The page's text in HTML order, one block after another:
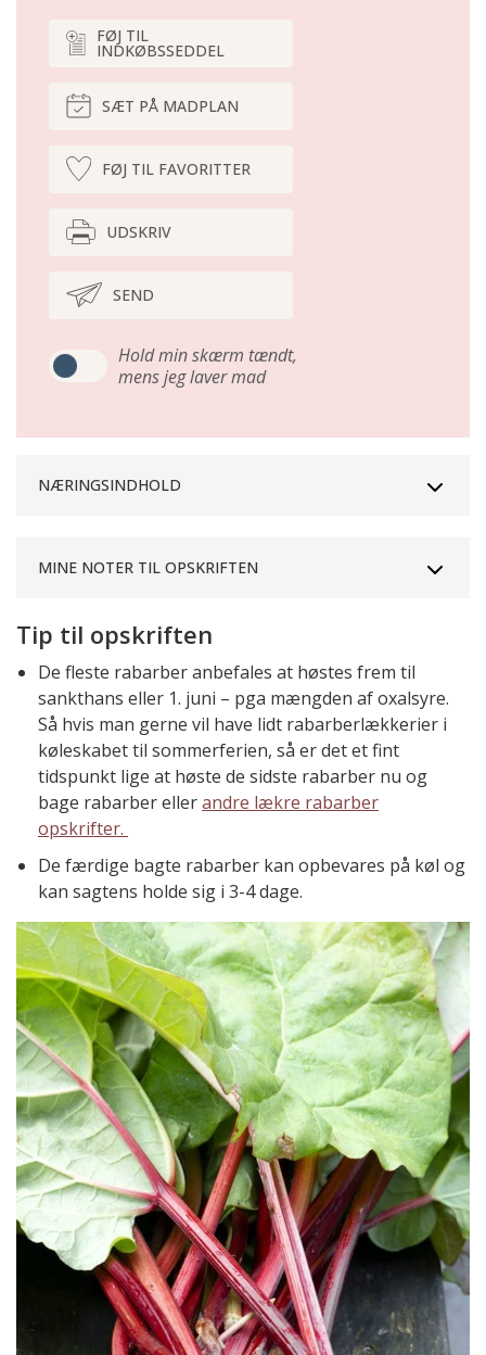
FØJ TIL
INDKØBSSEDDEL
SÆT PÅ MADPLAN
FØJ TIL FAVORITTER
UDSKRIV
SEND
Hold min skærm tændt,
mens jeg laver mad
NÆRINGSINDHOLD
MINE NOTER TIL OPSKRIFTEN
Tip til opskriften
De fleste rabarber anbefales at høstes frem til
sankthans eller 1. juni – pga mængden af oxalsyre.
Så hvis man gerne vil have lidt rabarberlækkerier i
køleskabet til sommerferien, så er det et fint
tidspunkt lige at høste de sidste rabarber nu og
bage rabarber ellerandre lækre rabarber
opskrifter.
De færdige bagte rabarber kan opbevares på køl og
kan sagtens holde sig i 3-4 dage.